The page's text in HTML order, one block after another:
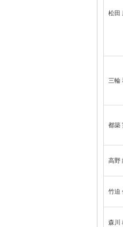
松田
三輪
都築
高野
竹迫
森川